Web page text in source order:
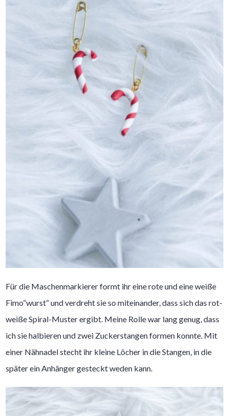
Für die Maschenmarkierer formt ihr eine rote und eine weiße
Fimo“wurst“ und verdreht sie so miteinander, dass sich das rot-
weiße Spiral-Muster ergibt. Meine Rolle war lang genug, dass
ich sie halbieren und zwei Zuckerstangen formen konnte. Mit
einer Nähnadel stecht ihr kleine Löcher in die Stangen, in die
später ein Anhänger gesteckt weden kann.